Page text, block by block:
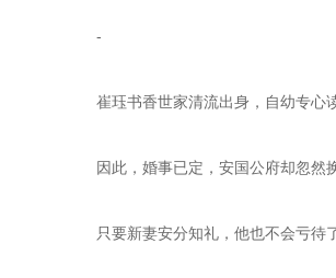
-
崔珏书香世家清流出身，自幼专心
因此，婚事已定，安国公府却忽然
只要新妻安分知礼，他也不会亏待了